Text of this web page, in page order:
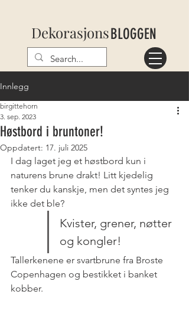
DekorasjonsBLOGGEN
Innlegg
Høstbord i bruntoner!
birgittehorn
3. sep. 2023
Oppdatert: 17. juli 2025
I dag laget jeg et høstbord kun i
naturens brune drakt! Litt kjedelig
tenker du kanskje, men det syntes jeg
ikke det ble?
Kvister, grener, nøtter
og kongler!
Tallerkenene er svartbrune fra Broste
Copenhagen og bestikket i banket
kobber.